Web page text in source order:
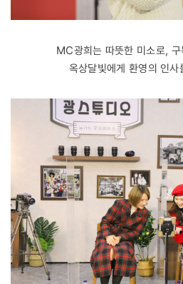
MC광희는 따뜻한 미소로,
옥상달빛에게 환영의 인